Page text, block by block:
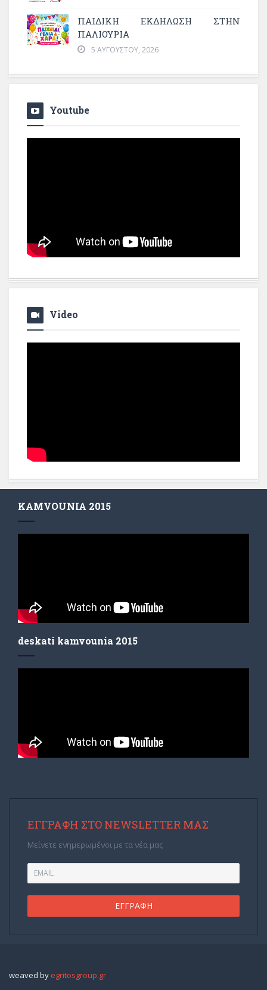
ΠΑΙΔΙΚΗ ΕΚΔΗΛΩΣΗ ΣΤΗΝ
ΠΑΛΙΟΥΡΙΑ
5 ΑΥΓΟΎΣΤΟΥ, 2026
Youtube
Video
KAMVOUNIA 2015
deskati kamvounia 2015
ΕΓΓΡΑΦΉ ΣΤΟ NEWSLETTER ΜΑΣ
Μείνετε ενημερωμένοι με τα νέα μας
weaved by egritosgroup.gr